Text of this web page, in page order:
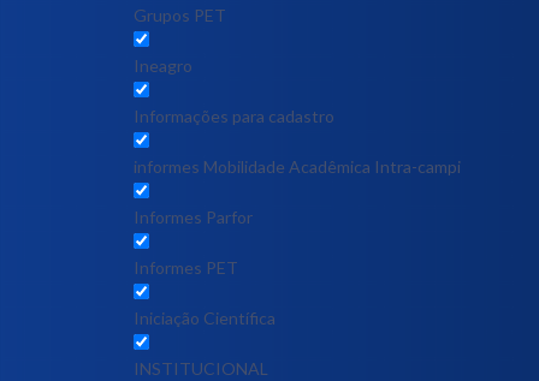
Grupos PET
Ineagro
Informações para cadastro
informes Mobilidade Acadêmica Intra-campi
Informes Parfor
Informes PET
Iniciação Científica
INSTITUCIONAL